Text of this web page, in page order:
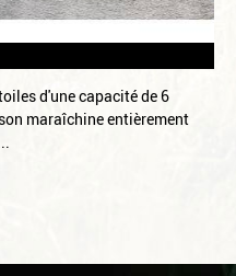
d'une capacité de 6
maraîchine entièrement